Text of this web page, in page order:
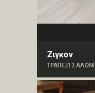
Ζιγκον
ΤΡΑΠΕΖΙ